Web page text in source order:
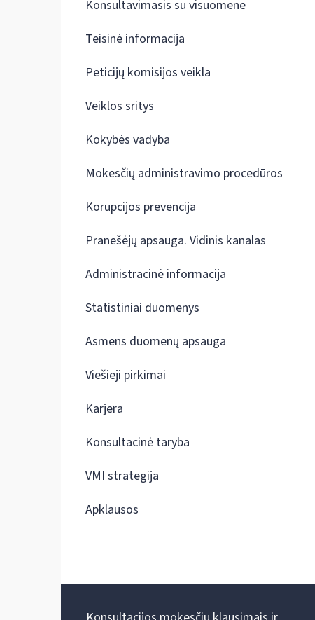
Konsultavimasis su visuomene
Teisinė informacija
Peticijų komisijos veikla
Veiklos sritys
Kokybės vadyba
Mokesčių administravimo procedūros
Korupcijos prevencija
Pranešėjų apsauga. Vidinis kanalas
Administracinė informacija
Statistiniai duomenys
Asmens duomenų apsauga
Viešieji pirkimai
Karjera
Konsultacinė taryba
VMI strategija
Apklausos